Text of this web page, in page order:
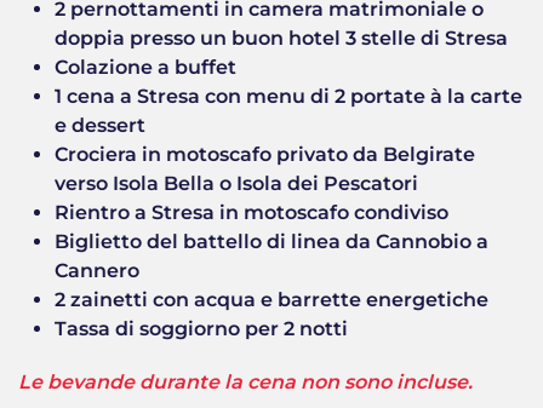
2 pernottamenti in camera matrimoniale o
doppia presso un buon hotel 3 stelle di Stresa
Colazione a buffet
1 cena a Stresa con menu di 2 portate à la carte
e dessert
Crociera in motoscafo privato da Belgirate
verso Isola Bella o Isola dei Pescatori
Rientro a Stresa in motoscafo condiviso
Biglietto del battello di linea da Cannobio a
Cannero
2 zainetti con acqua e barrette energetiche
Tassa di soggiorno per 2 notti
Le bevande durante la cena non sono incluse.